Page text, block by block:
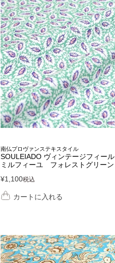
南仏プロヴァンステキスタイル
SOULEIADO ヴィンテージフィール
ミルフィーユ フォレストグリーン
¥1,100税込
カートに入れる